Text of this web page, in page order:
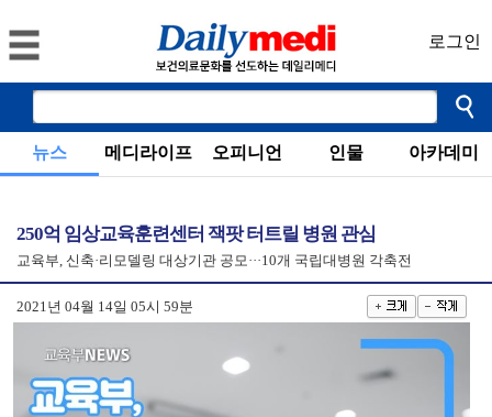
로그인
뉴스 메디라이프 오피니언 인물 아카데미
250억 임상교육훈련센터 잭팟 터트릴 병원 관심
교육부, 신축·리모델링 대상기관 공모···10개 국립대병원 각축전
2021년 04월 14일 05시 59분